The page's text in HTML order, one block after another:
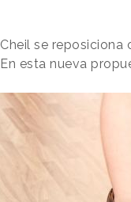
Cheil se reposiciona
En esta nueva